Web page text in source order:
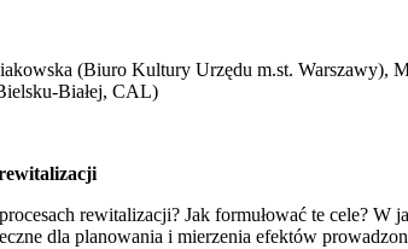
(Biuro Kultury Urzędu m.st. Warszawy),
Białej, CAL)
rewitalizacji
rewitalizacji? Jak formułować te cele?
dla planowania i mierzenia efektów